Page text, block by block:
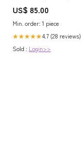
US$ 85.00
Min. order: 1 piece
★★★★★4.7 (28 reviews)
Sold : Login>>